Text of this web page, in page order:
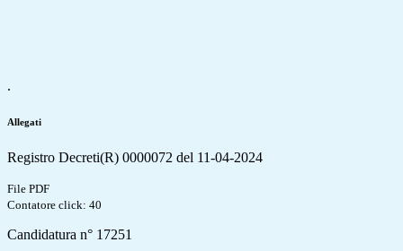
.
Allegati
Registro Decreti(R) 0000072 del 11-04-2024
File PDF
Contatore click: 40
Candidatura n° 17251